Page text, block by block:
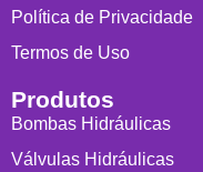
Política de Privacidade
Termos de Uso
Produtos
Bombas Hidráulicas
Válvulas Hidráulicas